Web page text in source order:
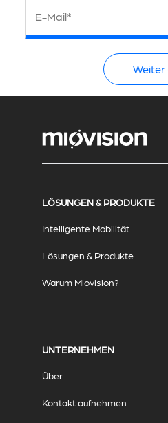
E-Mail*
LÖSUNGEN & PRODUKTE
Intelligente Mobilität
Lösungen & Produkte
Warum Miovision?
UNTERNEHMEN
Über
Kontakt aufnehmen